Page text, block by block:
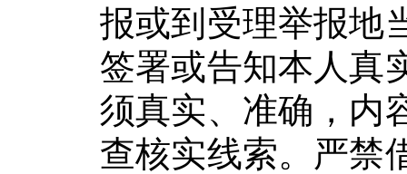
报或到受理举报地
签署或告知本人真
须真实、准确，内
查核实线索。严禁